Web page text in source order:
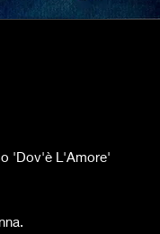
'Dov'è L'Amore'